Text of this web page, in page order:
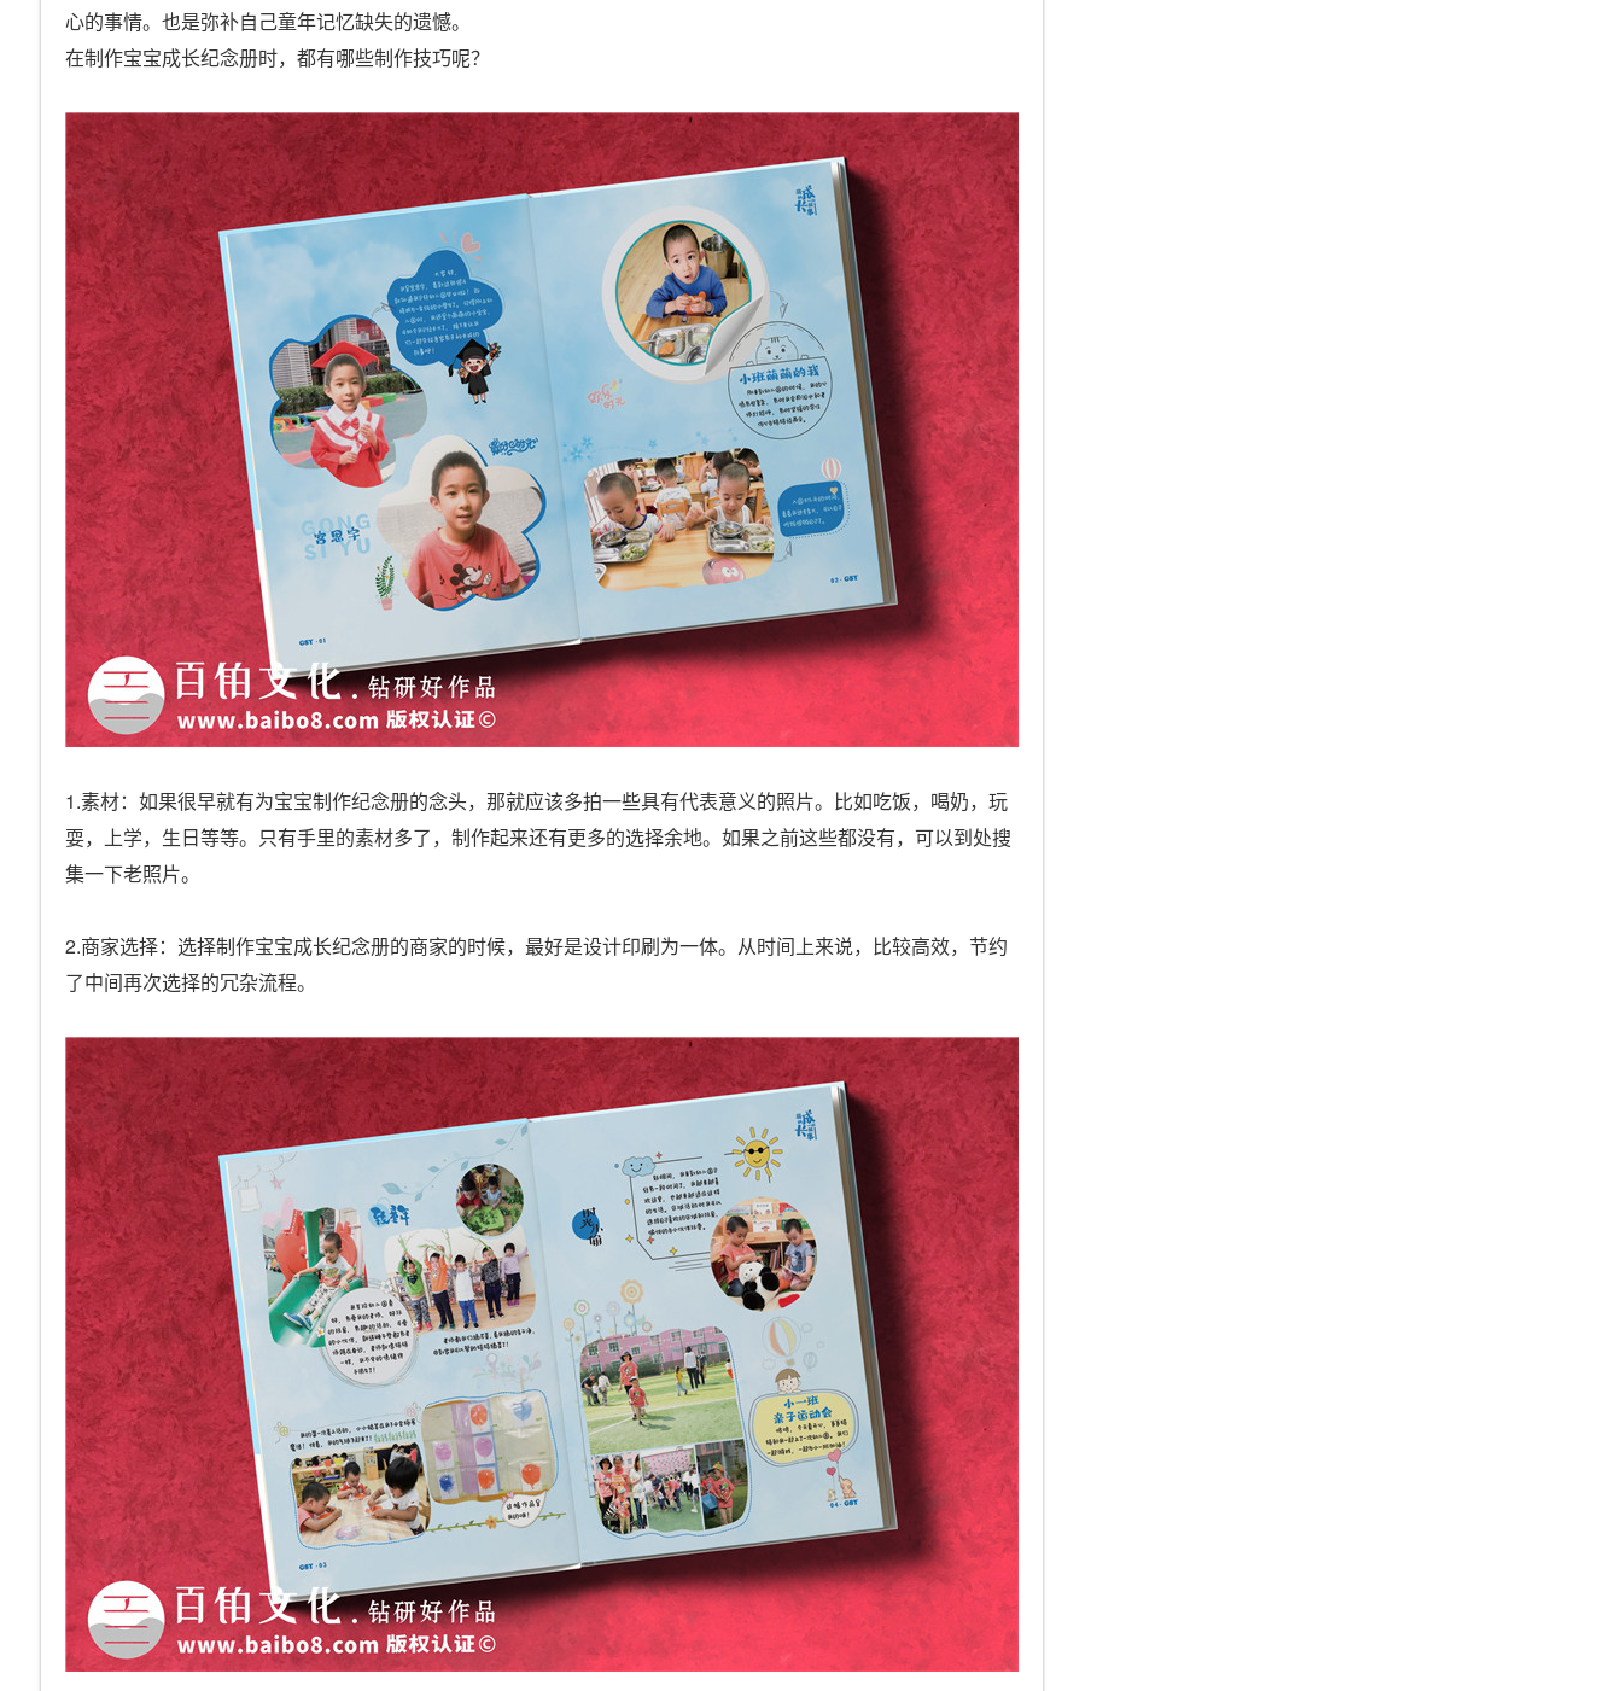
心的事情。也是弥补自己童年记忆缺失的遗憾。
在制作宝宝成长纪念册时，都有哪些制作技巧呢？
1.素材：如果很早就有为宝宝制作纪念册的念头，那就应该多拍一些具有代表意义的照片。比如吃饭，喝奶，玩
耍，上学，生日等等。只有手里的素材多了，制作起来还有更多的选择余地。如果之前这些都没有，可以到处搜
集一下老照片。
2.商家选择：选择制作宝宝成长纪念册的商家的时候，最好是设计印刷为一体。从时间上来说，比较高效，节约
了中间再次选择的冗杂流程。